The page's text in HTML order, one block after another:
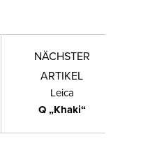
NÄCHSTER
ARTIKEL
Leica
Q „Khaki“